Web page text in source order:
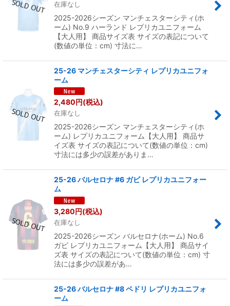
在庫なし
2025-2026シーズン マンチェスターシティ(ホ
ーム) No.9 ハーランド レプリカユニフォーム
【大人用】 商品サイズ表 サイズの表記について
(数値の単位：cm) 寸法に…
25-26 マンチェスターシティ レプリカユニフォ
ーム
2,480 円(税込)
在庫なし
2025-2026シーズン マンチェスターシティ(ホ
ーム) レプリカユニフォーム【大人用】 商品サ
イズ表 サイズの表記について(数値の単位：cm)
寸法には多少の誤差がありま…
25-26 バルセロナ #6 ガビ レプリカユニフォー
ム
3,280円(税込)
在庫なし
2025-2026シーズン バルセロナ(ホーム) No.6
ガビ レプリカユニフォーム【大人用】 商品サイ
ズ表 サイズの表記について(数値の単位：cm) 寸
法には多少の誤差があ…
25-26 バルセロナ #8 ペドリ レプリカユニフォ
ーム